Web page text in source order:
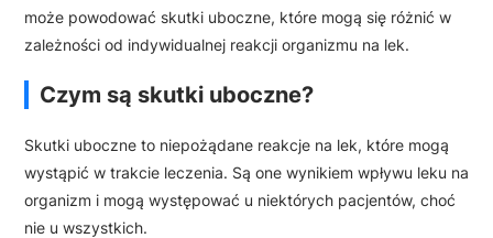
może powodować skutki uboczne, które mogą się różnić w
zależności od indywidualnej reakcji organizmu na lek.
Czym są skutki uboczne?
Skutki uboczne to niepożądane reakcje na lek, które mogą
wystąpić w trakcie leczenia. Są one wynikiem wpływu leku na
organizm i mogą występować u niektórych pacjentów, choć
nie u wszystkich.